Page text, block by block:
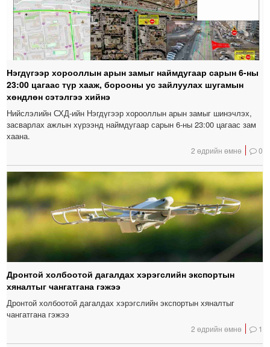
Нэгдүгээр хорооллын арын замыг наймдугаар сарын 6-ны
23:00 цагаас түр хааж, борооны ус зайлуулах шугамын
хөндлөн сэтэлгээ хийнэ
Нийслэлийн СХД-ийн Нэгдүгээр хорооллын арын замыг шинэчлэх,
засварлах ажлын хүрээнд наймдугаар сарын 6-ны 23:00 цагаас зам
хаана.
2 өдрийн өмнө 0
Дронтой холбоотой дагалдах хэрэгслийн экспортын
хяналтыг чангатгана гэжээ
Дронтой холбоотой дагалдах хэрэгслийн экспортын хяналтыг
чангатгана гэжээ
2 өдрийн өмнө 1